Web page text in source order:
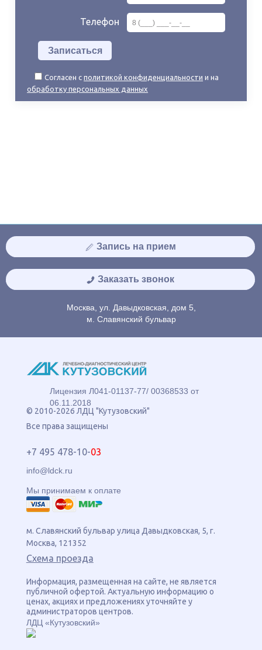
Телефон
Согласен сполитикой конфиденциальности и на
обработку персональных данных
Запись на прием
Заказать звонок
Москва, ул. Давыдковская, дом 5,
м. Славянский бульвар
Лицензия Л041-01137-77/ 00368533 от
06.11.2018
© 2010-2026 ЛДЦ "Кутузовский"
Все права защищены
+7 495 478-10-03
info@ldck.ru
Мы принимаем к оплате
м. Славянский бульвар улица Давыдковская, 5, г.
Москва, 121352
Схема проезда
Информация, размещенная на сайте, не является
публичной офертой. Актуальную информацию о
ценах, акциях и предложениях уточняйте у
администраторов центров.
ЛДЦ «Кутузовский»